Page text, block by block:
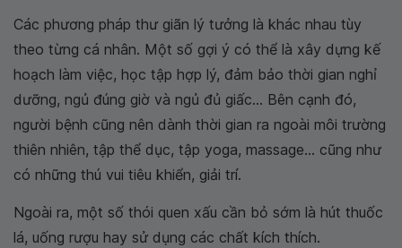
Các phương pháp thư giãn lý tưởng là khác nhau tùy
theo từng cá nhân. Một số gợi ý có thể là xây dựng kế
hoạch làm việc, học tập hợp lý, đảm bảo thời gian nghỉ
dưỡng, ngủ đúng giờ và ngủ đủ giấc... Bên cạnh đó,
người bệnh cũng nên dành thời gian ra ngoài môi trường
thiên nhiên, tập thể dục, tập yoga, massage... cũng như
có những thú vui tiêu khiển, giải trí.
Ngoài ra, một số thói quen xấu cần bỏ sớm là hút thuốc
lá, uống rượu hay sử dụng các chất kích thích.